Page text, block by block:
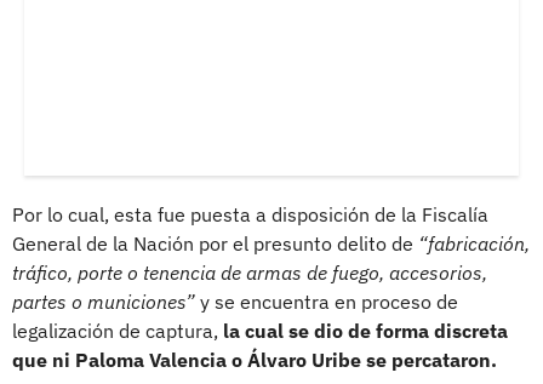
Por lo cual, esta fue puesta a disposición de la Fiscalía
General de la Nación por el presunto delito de “fabricación,
tráfico, porte o tenencia de armas de fuego, accesorios,
partes o municiones” y se encuentra en proceso de
legalización de captura, la cual se dio de forma discreta
que ni Paloma Valencia o Álvaro Uribe se percataron.